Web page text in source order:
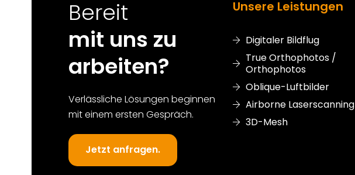
Bereit
mit uns zu
arbeiten?
Verlässliche Lösungen beginnen
mit einem ersten Gespräch.
Jetzt anfragen.
Unsere Leistungen
Digitaler Bildflug
True Orthophotos /
Orthophotos
Oblique-Luftbilder
Airborne Laserscanning
3D-Mesh